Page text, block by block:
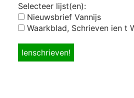
Selecteer lijst(en):
Nieuwsbrief Vannijs
Waarkblad,